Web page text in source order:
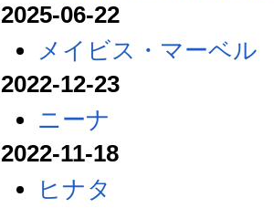
2025-06-22
メイビス・マーベル
2022-12-23
ニーナ
2022-11-18
ヒナタ